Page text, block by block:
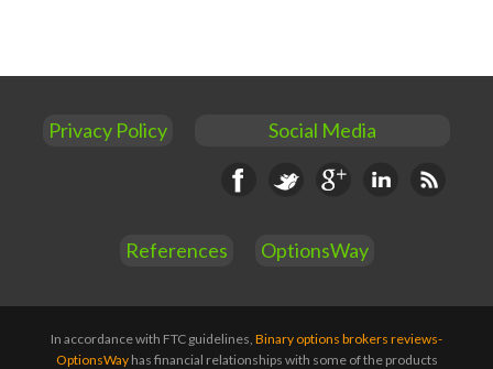
Privacy Policy Social Media
FacebookTwitter Google+LinkedinRSS
References OptionsWay
In accordance with FTC guidelines, Binary options brokers reviews-
OptionsWayhas financial relationships with some of the products